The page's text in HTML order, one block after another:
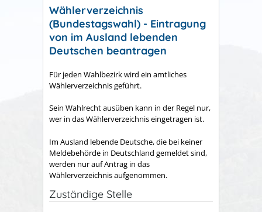
Wählerverzeichnis
(Bundestagswahl) - Eintragung
von im Ausland lebenden
Deutschen beantragen
Für jeden Wahlbezirk wird ein amtliches
Wählerverzeichnis geführt.
Sein Wahlrecht ausüben kann in der Regel nur,
wer in das Wählerverzeichnis eingetragen ist.
Im Ausland lebende Deutsche, die bei keiner
Meldebehörde in Deutschland gemeldet sind,
werden nur auf Antrag in das
Wählerverzeichnis aufgenommen.
Zuständige Stelle